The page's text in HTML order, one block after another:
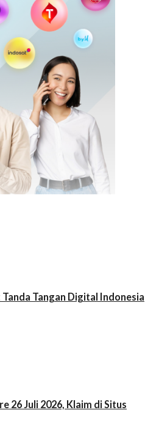
Tangan Digital Indonesia
26 Juli 2026, Klaim di Situs